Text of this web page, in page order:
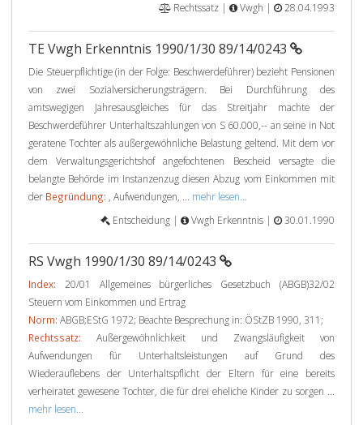
Rechtssatz |
Vwgh | 28.04.1993
TE Vwgh Erkenntnis 1990/1/30 89/14/0243
Die Steuerpflichtige (in der Folge: Beschwerdeführer) bezieht Pensionen
von zwei Sozialversicherungsträgern. Bei Durchführung des
amtswegigen Jahresausgleiches für das Streitjahr machte der
Beschwerdeführer Unterhaltszahlungen von S 60.000,-- an seine in Not
geratene Tochter als außergewöhnliche Belastung geltend. Mit dem vor
dem Verwaltungsgerichtshof angefochtenen Bescheid versagte die
belangte Behörde im Instanzenzug diesen Abzug vom Einkommen mit
der Begründung: , Aufwendungen, ... mehr lesen...
Entscheidung |
Vwgh Erkenntnis | 30.01.1990
RS Vwgh 1990/1/30 89/14/0243
Index: 20/01 Allgemeines bürgerliches Gesetzbuch (ABGB)32/02
Steuern vom Einkommen und Ertrag
Norm: ABGB;EStG 1972; Beachte Besprechung in: ÖStZB 1990, 311;
Rechtssatz: Außergewöhnlichkeit und Zwangsläufigkeit von
Aufwendungen für Unterhaltsleistungen auf Grund des
Wiederauflebens der Unterhaltspflicht der Eltern für eine bereits
verheiratet gewesene Tochter, die für drei eheliche Kinder zu sorgen ...
mehr lesen...